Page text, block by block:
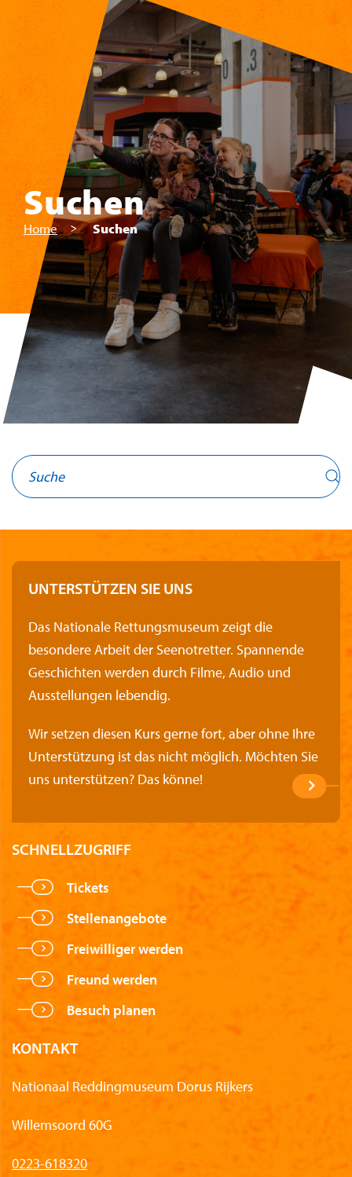
Zum Hauptinhalt springen
Suchen
Home Suchen
SCHNELLZUGRIFF
Tickets
Stellenangebote
Freiwilliger werden
Freund werden
Besuch planen
KONTAKT
Nationaal Reddingmuseum Dorus Rijkers
Willemsoord 60G
0223-618320
UNTERSTÜTZEN SIE UNS
Das Nationale Rettungsmuseum zeigt die
besondere Arbeit der Seenotretter. Spannende
Geschichten werden durch Filme, Audio und
Ausstellungen lebendig.
Wir setzen diesen Kurs gerne fort, aber ohne Ihre
Unterstützung ist das nicht möglich. Möchten Sie
uns unterstützen? Das könne!